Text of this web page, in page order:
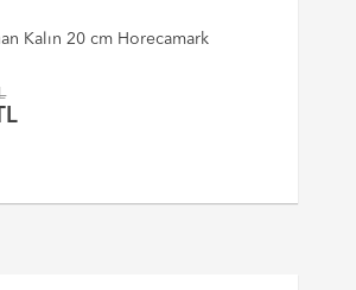
Kalın 20 cm Horecamark